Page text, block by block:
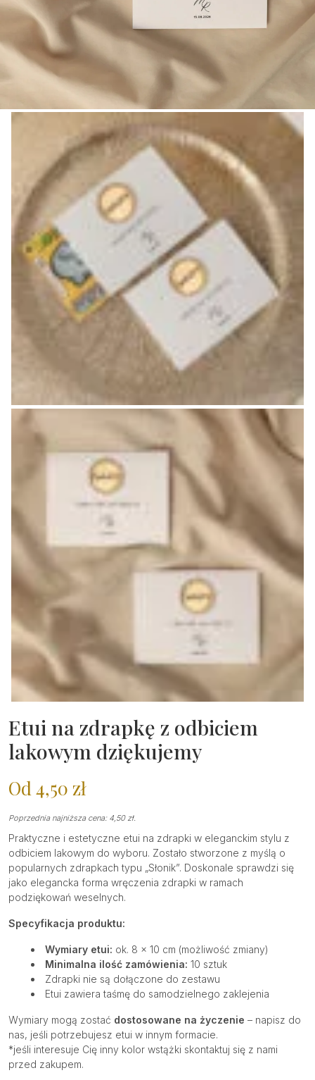
Etui na zdrapkę z odbiciem
lakowym dziękujemy
Od 4,50 zł
Poprzednia najniższa cena: 4,50 zł.
Praktyczne i estetyczne etui na zdrapki w eleganckim stylu z
odbiciem lakowym do wyboru. Zostało stworzone z myślą o
popularnych zdrapkach typu „Słonik”. Doskonale sprawdzi się
jako elegancka forma wręczenia zdrapki w ramach
podziękowań weselnych.
Specyfikacja produktu:
Wymiary etui: ok. 8 x 10 cm (możliwość zmiany)
Minimalna ilość zamówienia: 10 sztuk
Zdrapki nie są dołączone do zestawu
Etui zawiera taśmę do samodzielnego zaklejenia
Wymiary mogą zostać dostosowane na życzenie – napisz do
nas, jeśli potrzebujesz etui w innym formacie.
*jeśli interesuje Cię inny kolor wstążki skontaktuj się z nami
przed zakupem.